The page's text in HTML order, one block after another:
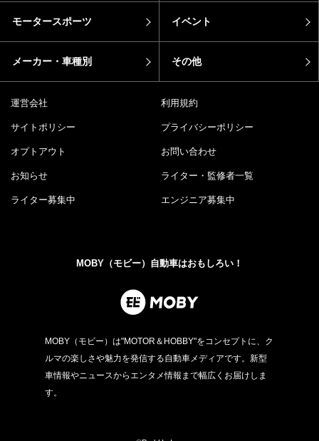
モータースポーツ イベント
メーカー・車種別 その他
運営会社 利用規約
サイトポリシー プライバシーポリシー
オプトアウト お問い合わせ
お知らせ ライター・監修者一覧
ライター募集中 エンジニア募集中
MOBY（モビー）自動車はおもしろい！
MOBY（モビー）は"MOTOR＆HOBBY"をコンセプトに、ク
ルマの楽しさや魅力を発信する自動車メディアです。新型
車情報やニュースからエンタメ情報まで幅広くお届けしま
す。